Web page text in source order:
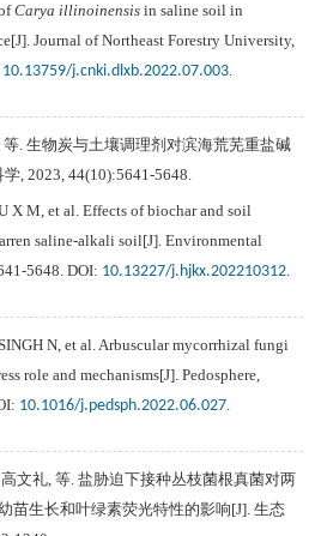
Carya illinoinensis in saline soil in
Journal of Northeast Forestry University,
10.13759/j.cnki.dlxb.2022.07.003.
. 生物炭与土壤调理剂对滨海荒芜重盐碱
学, 2023, 44(10):5641-5648.
X M, et al. Effects of biochar and soil
saline-alkali soil[J]. Environmental
5648. DOI: 10.13227/j.hjkx.202210312.
N, et al. Arbuscular mycorrhizal fungi
role and mechanisms[J]. Pedosphere,
10.1016/j.pedsph.2022.06.027.
文礼, 等. 盐胁迫下接种丛枝菌根真菌对两
苗生长和叶绿素荧光特性的影响[J]. 生态